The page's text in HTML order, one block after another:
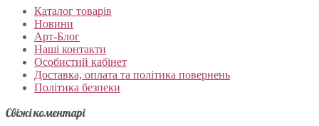
Каталог товарів
Новини
Арт-Блог
Наші контакти
Особистий кабінет
Доставка, оплата та політика повернень
Політика безпеки
Свіжі коментарі